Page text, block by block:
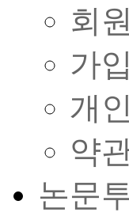
회
가
개
약
논문